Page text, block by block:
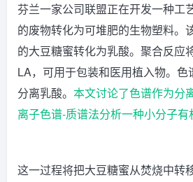
芬兰一家公司联盟正在开发一种工
的废物转化为可堆肥的生物塑料。
的大豆糖蜜转化为乳酸。聚合反应
LA，可用于包装和医用植入物。色
分离乳酸。 本文讨论了色谱作为分
离子色谱-质谱法分析一种小分子有
这一过程将把大豆糖蜜从焚烧中转